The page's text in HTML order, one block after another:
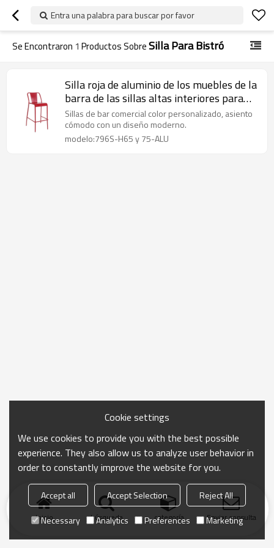
Entra una palabra para buscar por favor
Se Encontraron 1 Productos SobreSilla Para Bistró
Silla roja de aluminio de los muebles de la
barra de las sillas altas interiores para
los bistros y el restaurante
Sillas de bar comercial color personalizado, asiento
cómodo con un diseño moderno.
modelo:796S-H65 y 75-ALU
Inicio búsqueda categoría Enviar consulta
Cookie settings
We use cookies to provide you with the best possible
experience. They also allow us to analyze user behavior in
order to constantly improve the website for you.
Accept all Accept Selection
Reject All
Necessary
Analytics Preferences Marketing